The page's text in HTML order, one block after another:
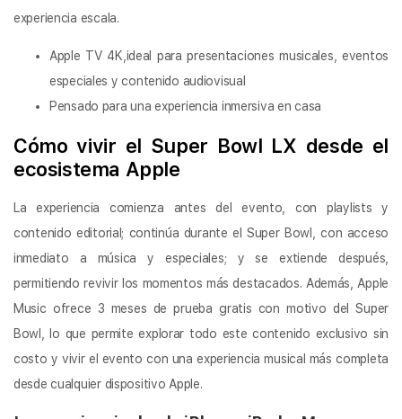
experiencia escala.
Apple TV 4K,ideal para presentaciones musicales, eventos
especiales y contenido audiovisual
Pensado para una experiencia inmersiva en casa
Cómo vivir el Super Bowl LX desde el
ecosistema Apple
La experiencia comienza antes del evento, con playlists y
contenido editorial; continúa durante el Super Bowl, con acceso
inmediato a música y especiales; y se extiende después,
permitiendo revivir los momentos más destacados. Además, Apple
Music ofrece 3 meses de prueba gratis con motivo del Super
Bowl, lo que permite explorar todo este contenido exclusivo sin
costo y vivir el evento con una experiencia musical más completa
desde cualquier dispositivo Apple.